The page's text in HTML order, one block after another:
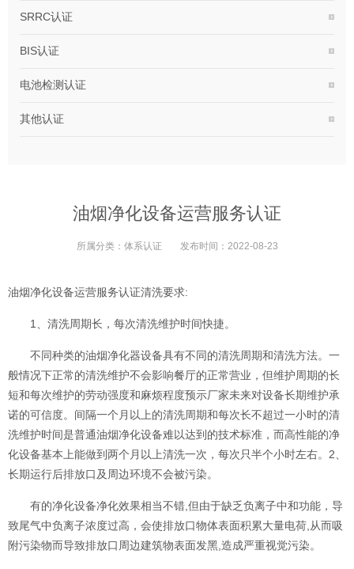
SRRC认证
BIS认证
电池检测认证
其他认证
油烟净化设备运营服务认证
所属分类： 体系认证 发布时间： 2022-08-23
油烟净化设备运营服务认证清洗要求:
1、清洗周期长，每次清洗维护时间快捷。
不同种类的油烟净化器设备具有不同的清洗周期和清洗方法。一
般情况下正常的清洗维护不会影响餐厅的正常营业，但维护周期的长
短和每次维护的劳动强度和麻烦程度预示厂家未来对设备长期维护承
诺的可信度。间隔一个月以上的清洗周期和每次长不超过一小时的清
洗维护时间是普通油烟净化设备难以达到的技术标准，而高性能的净
化设备基本上能做到两个月以上清洗一次，每次只半个小时左右。2、
长期运行后排放口及周边环境不会被污染。
有的净化设备净化效果相当不错,但由于缺乏负离子中和功能，导
致尾气中负离子浓度过高，会使排放口物体表面积累大量电荷,从而吸
附污染物而导致排放口周边建筑物表面发黑,造成严重视觉污染。